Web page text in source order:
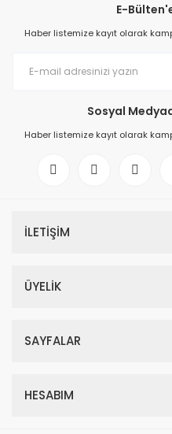
E-
Haber listemize kayıt olarak
Sosyal
Haber listemize kayıt olarak
İLETİŞİM
ÜYELİK
SAYFALAR
HESABIM